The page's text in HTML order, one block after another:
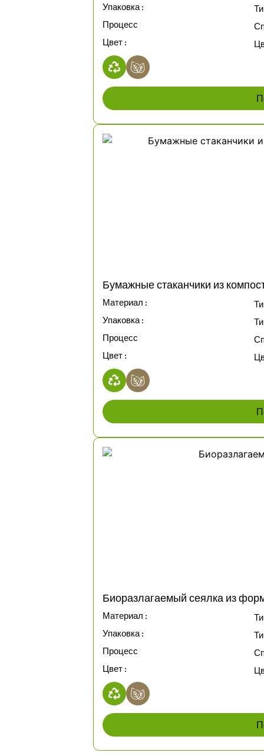
Упаковка :
Процесс
Цвет :
Бумажные стаканчики из
Материал :
Упаковка :
Процесс
Цвет :
Биоразлагаемый сеялка из
Материал :
Упаковка :
Процесс
Цвет :